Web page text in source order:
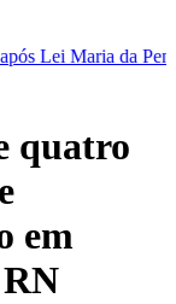
ABC aguarda
quatro
em